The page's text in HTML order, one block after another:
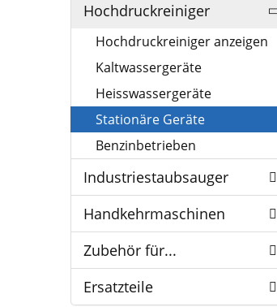
Hochdruckreiniger
Hochdruckreiniger anzeigen
Kaltwassergeräte
Heisswassergeräte
Stationäre Geräte
Benzinbetrieben
Industriestaubsauger
Handkehrmaschinen
Zubehör für...
Ersatzteile